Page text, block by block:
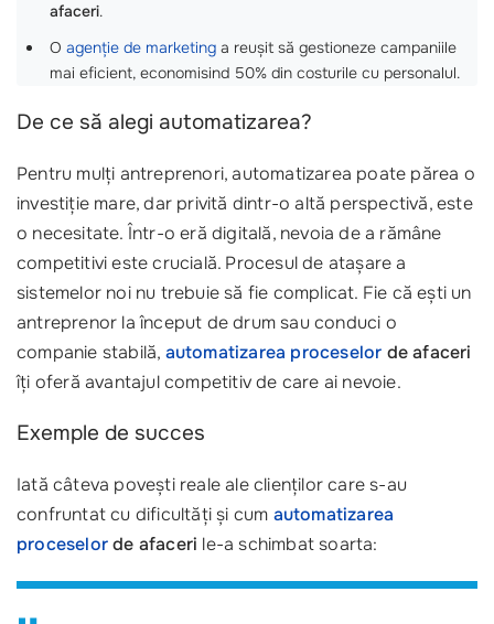
afaceri.
O agenție de marketing a reușit să gestioneze campaniile
mai eficient, economisind 50% din costurile cu personalul.
De ce să alegi automatizarea?
Pentru mulți antreprenori, automatizarea poate părea o
investiție mare, dar privită dintr-o altă perspectivă, este
o necesitate. Într-o eră digitală, nevoia de a rămâne
competitivi este crucială. Procesul de atașare a
sistemelor noi nu trebuie să fie complicat. Fie că ești un
antreprenor la început de drum sau conduci o
companie stabilă, automatizarea proceselor de afaceri
îți oferă avantajul competitiv de care ai nevoie.
Exemple de succes
Iată câteva povești reale ale clienților care s-au
confruntat cu dificultăți și cum automatizarea
proceselorde afaceri le-a schimbat soarta: